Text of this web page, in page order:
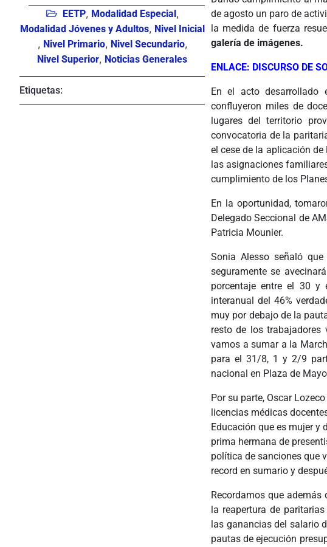
EETP, Modalidad Especial,
Modalidad Jóvenes y Adultos, Nivel Inicial
, Nivel Primario, Nivel Secundario,
Nivel Superior, Noticias Generales
Etiquetas:
de agosto un paro de
la medida de fuerza
galería de imágenes.
ENLACE: DISCURSO DE
En el acto
confluyeron miles de
lugares del territorio
convocatoria de la
el cese de la aplicación
las asignaciones
cumplimiento de los
En la oportunidad,
Delegado Seccional de
Patricia Mounier.
Sonia Alesso señaló
seguramente se
porcentaje entre el 30
interanual del 46%
muy por debajo de la
resto de los
vamos a sumar a la
para el 31/8, 1 y 2/9
nacional en Plaza de
Por su parte, Oscar
licencias médicas
Educación que es mujer y
prima hermana de
política de sanciones que
record en sumario y
Recordamos que
la reapertura de
las ganancias del salario
pautas de ejecución